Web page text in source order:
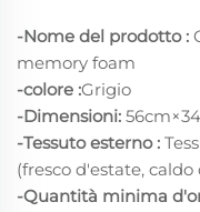
-Nome del prodotto :
memory foam
-colore :Grigio
-Dimensioni:
-Tessuto esterno :
(fresco d'estate, caldo
-Quantità minima